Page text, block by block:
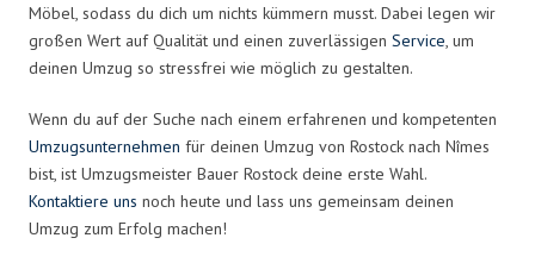
Möbel, sodass du dich um nichts kümmern musst. Dabei legen wir
großen Wert auf Qualität und einen zuverlässigen Service, um
deinen Umzug so stressfrei wie möglich zu gestalten.
Wenn du auf der Suche nach einem erfahrenen und kompetenten
Umzugsunternehmen für deinen Umzug von Rostock nach Nîmes
bist, ist Umzugsmeister Bauer Rostock deine erste Wahl.
Kontaktiere uns noch heute und lass uns gemeinsam deinen
Umzug zum Erfolg machen!